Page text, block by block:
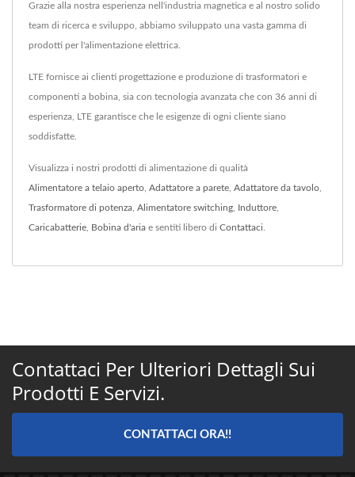
Grazie alla nostra esperienza nell'industria magnetica e al nostro solido
team di ricerca e sviluppo, abbiamo sviluppato una vasta gamma di
prodotti per l'alimentazione elettrica.
LTE fornisce ai clienti progettazione e produzione di trasformatori e
componenti a bobina, sia con tecnologia avanzata che con 36 anni di
esperienza, LTE garantisce che le esigenze di ogni cliente siano
soddisfatte.
Visualizza i nostri prodotti di alimentazione di qualità
Alimentatore a telaio aperto Adattatore a parete Adattatore da tavolo
Trasformatore di potenza Alimentatore switching Induttore
Caricabatterie Bobina d'aria e sentiti libero di Contattaci
Contattaci Per Ulteriori Dettagli Sui
Prodotti E Servizi.
CONTATTACI ORA!!